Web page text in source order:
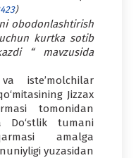
)
obodonlashtirish
kurtka sotib
“ mavzusida
iste’molchilar
Jizzax
tomonidan
Do‘stlik tumani
amalga
yuzasidan